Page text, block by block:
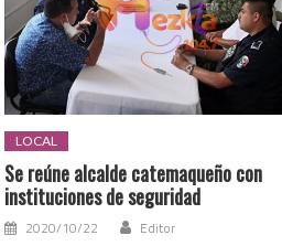
LOCAL
Se reúne alcalde catemaqueño con
instituciones de seguridad
2020/10/22 Editor